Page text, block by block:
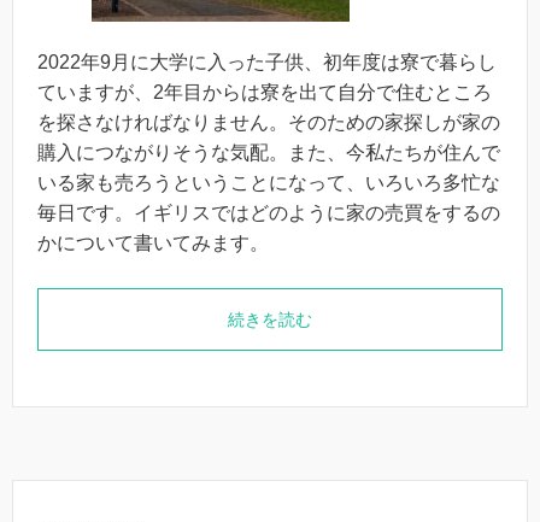
2022年9月に大学に入った子供、初年度は寮で暮らし
ていますが、2年目からは寮を出て自分で住むところ
を探さなければなりません。そのための家探しが家の
購入につながりそうな気配。また、今私たちが住んで
いる家も売ろうということになって、いろいろ多忙な
毎日です。イギリスではどのように家の売買をするの
かについて書いてみます。
続きを読む